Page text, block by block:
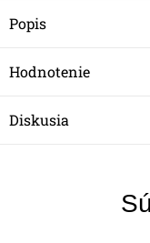
Popis
Hodnotenie
Diskusia